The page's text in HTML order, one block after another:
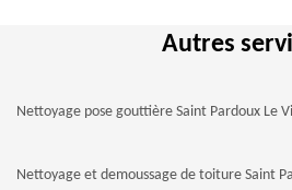
Autres
Nettoyage pose gouttière Saint Pardoux Le
Nettoyage et demoussage de toiture Saint